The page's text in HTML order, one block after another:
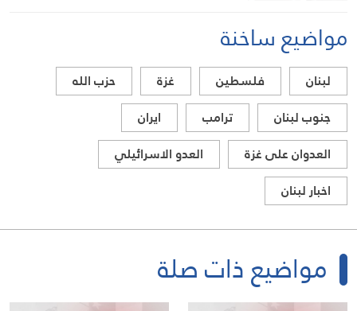
مواضيع ساخنة
لبنان فلسطين غزة
حزب الله
جنوب لبنان
ترامب
ايران
العدوان على غزة
العدو الاسرائيلي
اخبار لبنان
مواضيع ذات صلة